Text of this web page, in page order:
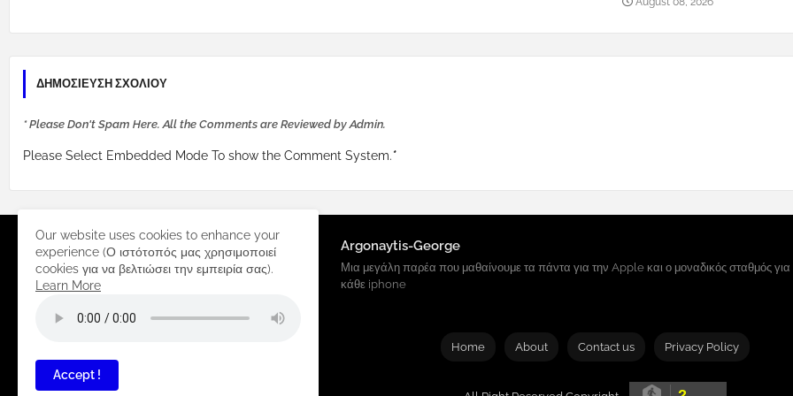
ΔΗΜΟΣΊΕΥΣΗ ΣΧΟΛΊΟΥ
* Please Don't Spam Here. All the Comments are Reviewed by Admin.
Please Select Embedded Mode To show the Comment System.*
Argonaytis-George
Μια μεγάλη παρέα που μαθαίνουμε τα πάντα για την Apple και ο μοναδικός σταθμός για
κάθε iphone
Home About Contact us Privacy Policy
Our website uses cookies to enhance your
experience (Ο ιστότοπός μας χρησιμοποιεί
cookies για να βελτιώσει την εμπειρία σας).
Learn More
Accept !